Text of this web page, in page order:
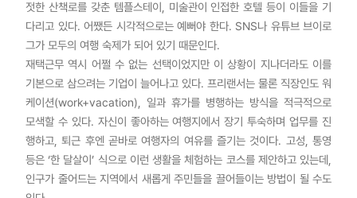
젓한 산책로를 갖춘 템플스테이, 미술관이 인접한 호텔 등이 이들을 기
다리고 있다. 어쨌든 시각적으로는 예뻐야 한다. SNS나 유튜브 브이로
그가 모두의 여행 숙제가 되어 있기 때문인다.
재택근무 역시 어쩔 수 없는 선택이었지만 이 상황이 지나더라도 이를
기본으로 삼으려는 기업이 늘어나고 있다. 프리랜서는 물론 직장인도 워
케이션(work+vacation), 일과 휴가를 병행하는 방식을 적극적으로
모색할 수 있다. 자신이 좋아하는 여행지에서 장기 투숙하며 업무를 진
행하고, 퇴근 후엔 곧바로 여행자의 여유를 즐기는 것이다. 고성, 통영
등은 ‘한 달살이’ 식으로 이런 생활을 체험하는 코스를 제안하고 있는데,
인구가 줄어드는 지역에서 새롭게 주민들을 끌어들이는 방법이 될 수도